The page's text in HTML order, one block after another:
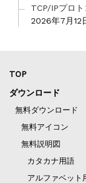
TCP/IPプロ
2026年7月12
TOP
ダウンロード
無料ダウンロード
無料アイコン
無料説明図
カタカナ用語
アルファベット